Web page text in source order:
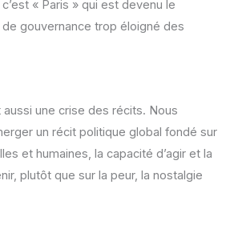
« Paris » qui est devenu le
gouvernance trop éloigné des
une crise des récits. Nous
un récit politique global fondé sur
et humaines, la capacité d’agir et la
plutôt que sur la peur, la nostalgie